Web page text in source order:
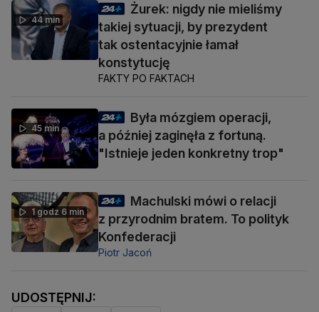
44 min
Żurek: nigdy nie mieliśmy
takiej sytuacji, by prezydent
tak ostentacyjnie łamał
konstytucję
FAKTY PO FAKTACH
45 min
Była mózgiem operacji,
a później zaginęła z fortuną.
"Istnieje jeden konkretny trop"
1 godz 6 min
Machulski mówi o relacji
z przyrodnim bratem. To polityk
Konfederacji
Piotr Jacoń
UDOSTĘPNIJ: